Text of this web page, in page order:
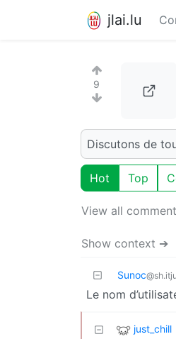
jlai.lu
9
Discutons de
Hot Top
View all
Show context ➔
Sunoc
Le nom
just_chill